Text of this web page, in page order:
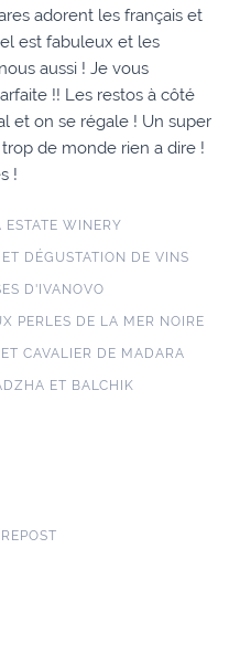
adorent les français et
est fabuleux et les
aussi ! Je vous
!! Les restos à côté
et on se régale ! Un super
de monde rien a dire !
!
WINERY
DÉGUSTATION DE VINS
D'IVANOVO
PERLES DE LA MER NOIRE
CAVALIER DE MADARA
ET BALCHIK